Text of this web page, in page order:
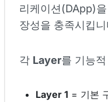
리케이션(DApp)
장성을 충족시킵
각 Layer를 기능
Layer 1 = 기본